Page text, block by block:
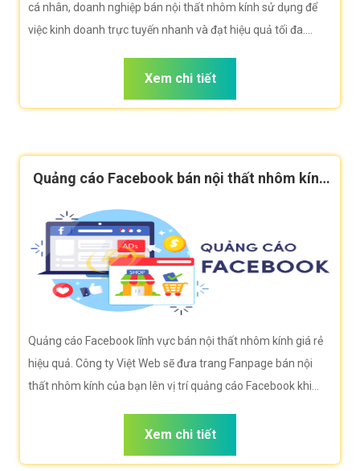
cá nhân, doanh nghiệp bán nội thất nhôm kính sử dụng để
việc kinh doanh trực tuyến nhanh và đạt hiệu quả tối đa.
Quảng cáo Google bán nội thất nhôm kính với những tính
Xem chi tiết
Quảng cáo Facebook bán nội thất nhôm kính
Quảng cáo Facebook lĩnh vực bán nội thất nhôm kính giá rẻ
hiệu quả. Công ty Việt Web sẽ đưa trang Fanpage bán nội
thất nhôm kính của bạn lên vị trí quảng cáo Facebook khi
Xem chi tiết